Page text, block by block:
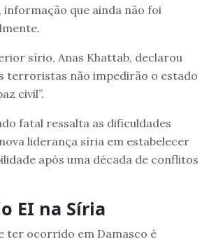
que ainda não foi
sírio, Anas Khattab, declarou
terroristas não impedirão o estado
civil”.
fatal ressalta as dificuldades
liderança síria em estabelecer
após uma década de conflitos
EI na Síria
ter ocorrido em Damasco é